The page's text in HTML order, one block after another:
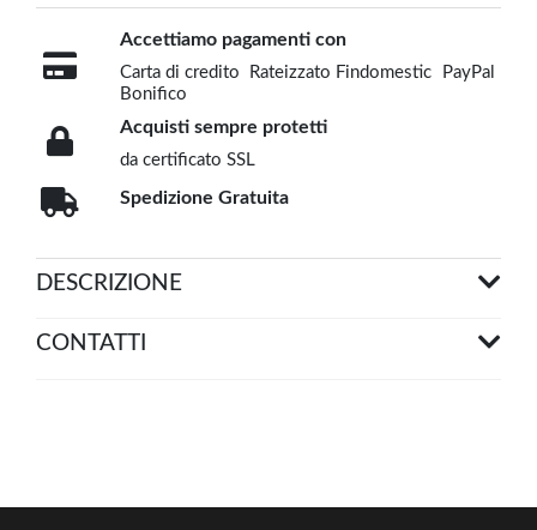
Accettiamo pagamenti con
Carta di credito Rateizzato Findomestic
PayPal
Bonifico
Acquisti sempre protetti
da certificato SSL
Spedizione Gratuita
DESCRIZIONE
CONTATTI